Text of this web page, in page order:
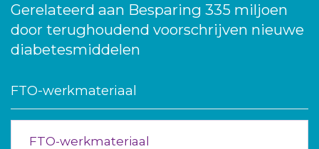
Gerelateerd aan Besparing 335 miljoen
door terughoudend voorschrijven nieuwe
diabetesmiddelen
FTO-werkmateriaal
FTO-werkmateriaal